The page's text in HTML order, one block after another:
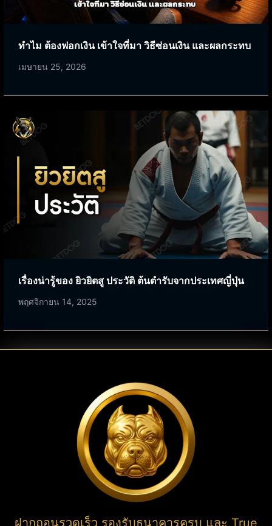
ทำไม ต้องฟอกเงิน เข้าใจที่มา วิธีซ่อนเงิน และผลกระทบ
เมษายน 25, 2026
เรื่องน่ารู้ของ ยิวยิตสู ประวัติ ต้นตำรับจากประเทศญี่ปุ่น
พฤศจิกายน 14, 2025
ฝากถอนรวดเร็ว รองรับธนาคารครบ และ True